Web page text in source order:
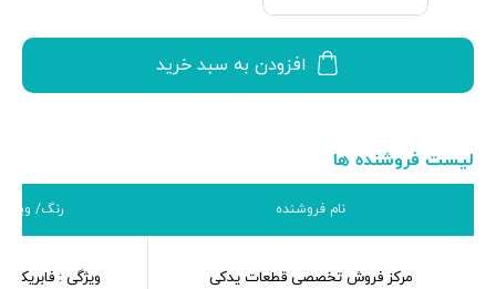
افزودن به سبد خرید
لیست فروشنده ها
نام فروشنده رنگ/ ویژگی
مرکز فروش تخصصی قطعات یدکی ویژگی : فابریک-